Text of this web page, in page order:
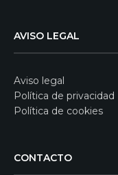
AVISO LEGAL
Aviso legal
Política de privacidad
Política de cookies
CONTACTO